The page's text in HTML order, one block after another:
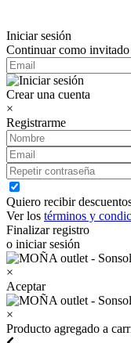
Iniciar sesión
Continuar como invitado
Crear una cuenta
×
Registrarme
Quiero recibir
Ver los términos y
Finalizar registro
o iniciar sesión
×
Aceptar
×
Producto agregado a